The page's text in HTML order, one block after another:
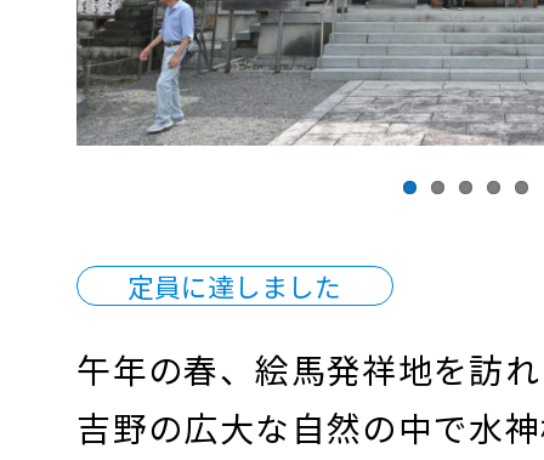
定員に達しました
午年の春、絵馬発祥地を訪
吉野の広大な自然の中で水